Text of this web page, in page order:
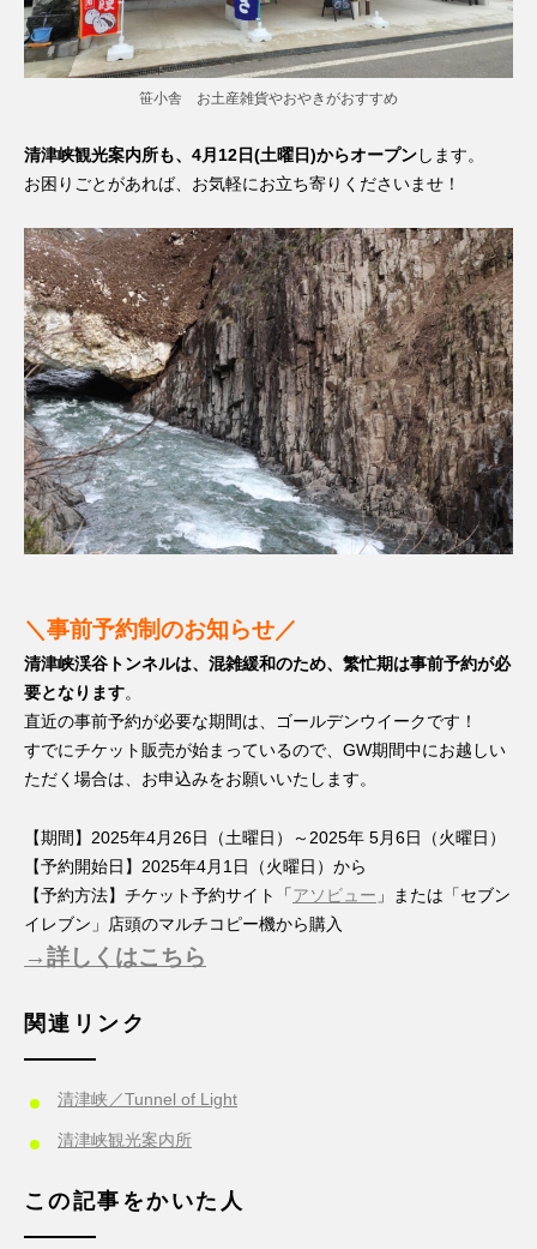
笹小舎 お土産雑貨やおやきがおすすめ
清津峡観光案内所も、4月12日(土曜日)からオープンします。
お困りごとがあれば、お気軽にお立ち寄りくださいませ！
＼事前予約制のお知らせ／
清津峡渓谷トンネルは、混雑緩和のため、繁忙期は事前予約が必
要となります。
直近の事前予約が必要な期間は、ゴールデンウイークです！
すでにチケット販売が始まっているので、GW期間中にお越しい
ただく場合は、お申込みをお願いいたします。
【期間】 2025年4月26日（土曜日）～2025年 5月6日（火曜日）
【予約開始日】2025年4月1日（火曜日）から
【予約方法】チケット予約サイト「アソビュー 」または「セブン
イレブン」店頭のマルチコピー機から購入
→詳しくはこちら
関連リンク
清津峡／Tunnel of Light
清津峡観光案内所
この記事をかいた人